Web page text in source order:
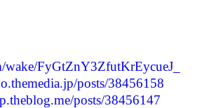
wake/FyGtZnY3ZfutKrEycueJ_
posts/38456158
posts/38456147